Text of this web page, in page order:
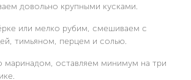
довольно крупными кусками.
или мелко рубим, смешиваем с
тимьяном, перцем и солью.
маринадом, оставляем минимум на три